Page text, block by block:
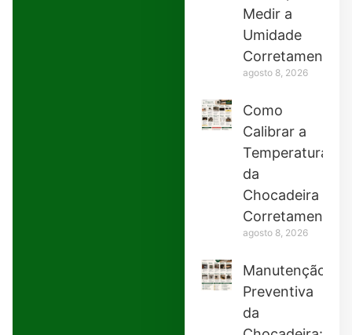
Medir a
Umidade
Corretamente
agosto 8, 2026
Como
Calibrar a
Temperatura
da
Chocadeira
Corretamente
agosto 8, 2026
Manutenção
Preventiva
da